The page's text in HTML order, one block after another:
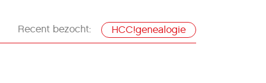
Recent bezocht: HCC!genealogie